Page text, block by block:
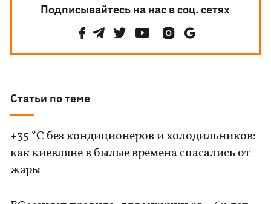
Подписывайтесь на нас в соц. сетях
Статьи по теме
+35 °C без кондиционеров и холодильников:
как киевляне в былые времена спасались от
жары